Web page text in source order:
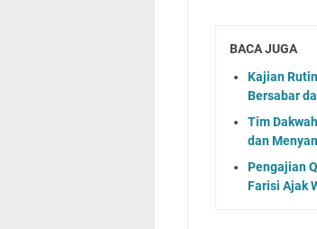
BACA JUGA
Kajian
Bersabar
Tim
dan
Pengajian
Farisi Ajak